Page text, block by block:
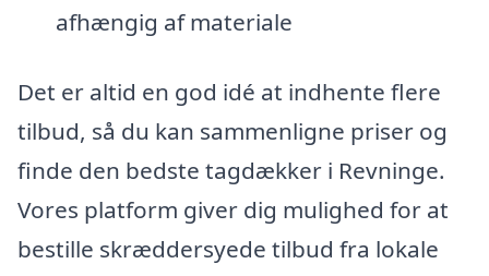
afhængig af materiale
Det er altid en god idé at indhente flere
tilbud, så du kan sammenligne priser og
finde den bedste tagdækker i Revninge.
Vores platform giver dig mulighed for at
bestille skræddersyede tilbud fra lokale